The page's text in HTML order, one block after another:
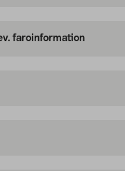
faroinformation